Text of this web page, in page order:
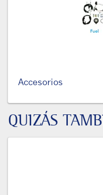
Accesorios
QUIZÁS